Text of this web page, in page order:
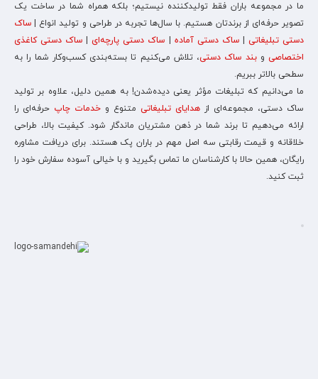
ما در مجموعه باران فقط تولیدکننده نیستیم؛ بلکه همراه شما در ساخت یک
تصویر حرفه‌ای از برندتان هستیم. با سال‌ها تجربه در طراحی و تولید انواع | ساک
دستی تبلیغاتی |ساک دستی آماده ساک دستی پارچه‌ای| ساک دستی کاغذی
اختصاصی وبند ساک دستی، تلاش می‌کنیم تا بسته‌بندی کسب‌وکار شما را به
سطحی بالاتر ببریم.
ما می‌دانیم که تبلیغات مؤثر یعنی دیده‌شدن! به همین دلیل، علاوه بر تولید
ساک دستی، مجموعه‌ای از هدایای تبلیغاتی متنوع و خدمات چاپ حرفه‌ای را
ارائه می‌دهیم تا برند شما در ذهن مشتریان ماندگار شود. کیفیت بالا، طراحی
خلاقانه و قیمت رقابتی سه اصل مهم در باران پک هستند. برای دریافت مشاوره
رایگان، همین حالا با کارشناسان ما تماس بگیرید و با خیالی آسوده سفارش خود را
ثبت کنید.